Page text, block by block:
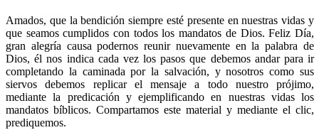
Amados, que la bendición siempre esté presente en nuestras vidas y
que seamos cumplidos con todos los mandatos de Dios. Feliz Día,
gran alegría causa podernos reunir nuevamente en la palabra de
Dios, él nos indica cada vez los pasos que debemos andar para ir
completando la caminada por la salvación, y nosotros como sus
siervos debemos replicar el mensaje a todo nuestro prójimo,
mediante la predicación y ejemplificando en nuestras vidas los
mandatos bíblicos. Compartamos este material y mediante el clic,
prediquemos.